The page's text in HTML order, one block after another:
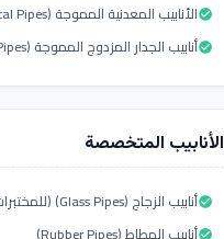
الأنابيب المعدنية المموجة (Corrugated Metal Pipes)check_circle
أنابيب الجدار المزدوج المموجة (DWC Pipes)check_circle
الأنابيب المتخصصة
أنابيب الزجاج (Glass Pipes) (للمختبرات)check_circle
check_circle